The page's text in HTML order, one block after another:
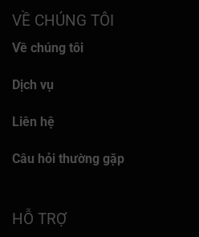
VỀ CHÚNG TÔI
Về chúng tôi
Dịch vụ
Liên hệ
Câu hỏi thường gặp
HỖ TRỢ